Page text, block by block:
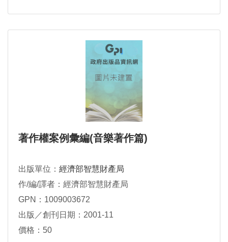
著作權案例彙編(音樂著作篇)
出版單位： 經濟部智慧財產局
作/編/譯者：經濟部智慧財產局
GPN：1009003672
出版／創刊日期：2001-11
價格：50